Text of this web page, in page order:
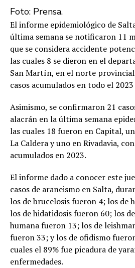
Foto: Prensa.
El informe epidemiológico de
última semana se notificaron 11
que se considera accidente
las cuales 8 se dieron en el
San Martín, en el norte
casos acumulados en todo el
Asimismo, se confirmaron 21
alacrán en la última semana
las cuales 18 fueron en Capital,
La Caldera y uno en Rivadavia,
acumulados en 2023.
El informe dado a conocer este
casos de araneismo en Salta,
los de brucelosis fueron 4; los de
los de hidatidosis fueron 60; los
humana fueron 13; los de
fueron 33; y los de ofidismo
cuales el 89% fue picadura de
enfermedades.